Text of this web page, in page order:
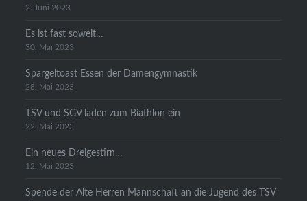
2. Juni 2023
Es ist fast soweit…
30. Mai 2023
Spargeltoast Essen der Damengymnastik
28. Mai 2023
TSV und SGV laden zum Biathlon ein
22. Mai 2023
Ein neues Dreigestirn…
12. Mai 2023
Spende der Alte Herren Mannschaft an die Jugend des TSV